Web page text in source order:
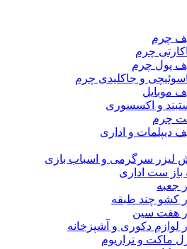
چرم
چرم
پول چرم
و جاکلیدی چرم
موبایل
و اکسسوری
چرم
دیپلمات و اداری
لیزر سرگرمی و اسباب بازی
باز ست اداری
جعبه
کشو چند طبقه
هفت سین
لوازم دکوری و آشپزخانه
ماکت و تراریوم